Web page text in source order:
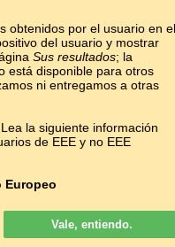
obtenidos por el usuario en el
del usuario y mostrar
Sus resultados; la
está disponible para otros
ni entregamos a otras
la siguiente información
de EEE y no EEE
Europeo
en nuestro sitio para los
Si bien estos anuncios no
los anuncios, sí lo hacen
Vale, entiendo.